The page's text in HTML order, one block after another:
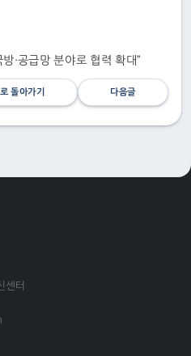
·공급망 분야로 협력 확대”
돌아가기 다음글
센터